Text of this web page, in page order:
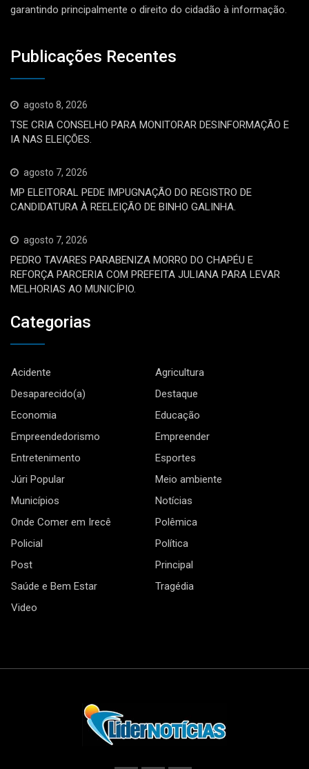
garantindo principalmente o direito do cidadão à informação.
Publicações Recentes
agosto 8, 2026
TSE CRIA CONSELHO PARA MONITORAR DESINFORMAÇÃO E
IA NAS ELEIÇÕES.
agosto 7, 2026
MP ELEITORAL PEDE IMPUGNAÇÃO DO REGISTRO DE
CANDIDATURA À REELEIÇÃO DE BINHO GALINHA.
agosto 7, 2026
PEDRO TAVARES PARABENIZA MORRO DO CHAPÉU E
REFORÇA PARCERIA COM PREFEITA JULIANA PARA LEVAR
MELHORIAS AO MUNICÍPIO.
Categorias
Acidente
Agricultura
Desaparecido(a)
Destaque
Economia
Educação
Empreendedorismo
Empreender
Entretenimento
Esportes
Júri Popular
Meio ambiente
Municípios
Notícias
Onde Comer em Irecê
Polêmica
Policial
Política
Post
Principal
Saúde e Bem Estar
Tragédia
Video